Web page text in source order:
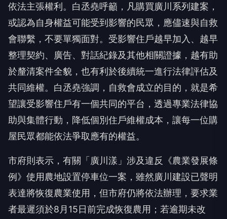
依法主張權利。白丞堯呼籲，凡購買廣川系列建案，
或認為自身權益可能受到影響的民眾，應儘速與自救
會聯繫，不要單獨面對。受影響住戶越早加入、越早
整理契約、廣告、對話紀錄及其他相關證據，越有助
於釐清案件全貌，也有利於後續統一進行法律評估及
共同維權。白丞堯強調，自救會成立的目的，就是希
望讓受影響住戶有一個共同的平台，透過專業法律協
助與集體行動，降低個別住戶維權成本，讓每一位購
屋民眾都能依法爭取應有的權益。
市府則表示，有關「廣川漾」涉及違反《農業發展條
例》使用農地設置停車位一案，雖然廣川建設已聲明
表達將恢復農業使用，但市府仍將依法辦理，要求業
者最遲須於8月15日前完成恢復農用；若逾期未改